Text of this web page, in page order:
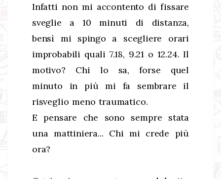
Infatti non mi accontento di fissare
sveglie a 10 minuti di distanza,
bensì mi spingo a scegliere orari
improbabili quali 7.18, 9.21 o 12.24. Il
motivo? Chi lo sa, forse quel
minuto in più mi fa sembrare il
risveglio meno traumatico.
E pensare che sono sempre stata
una mattiniera... Chi mi crede più
ora?